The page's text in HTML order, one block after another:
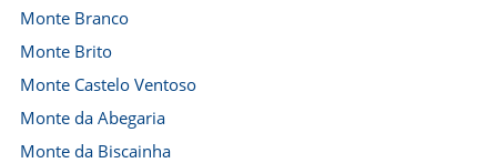
Monte Branco
Monte Brito
Monte Castelo Ventoso
Monte da Abegaria
Monte da Biscainha